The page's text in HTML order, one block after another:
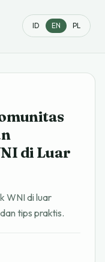
ID EN PL
di Luar
WNI di luar
tips praktis.